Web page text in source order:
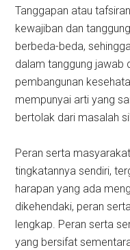
Tanggapan atau
kewajiban dan
berbeda-beda,
dalam tanggung jawab
pembangunan
mempunyai arti yang
bertolak dari masalah
Peran serta
tingkatannya sendiri,
harapan yang ada
dikehendaki, peran
lengkap. Peran serta
yang bersifat